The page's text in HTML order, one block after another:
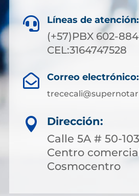
 Líneas de atención:
(+57)PBX 602-
CEL:3164747528
 Correo electrónico:

Dirección:
Calle 5A # 50-
Centro
Cosmocentro